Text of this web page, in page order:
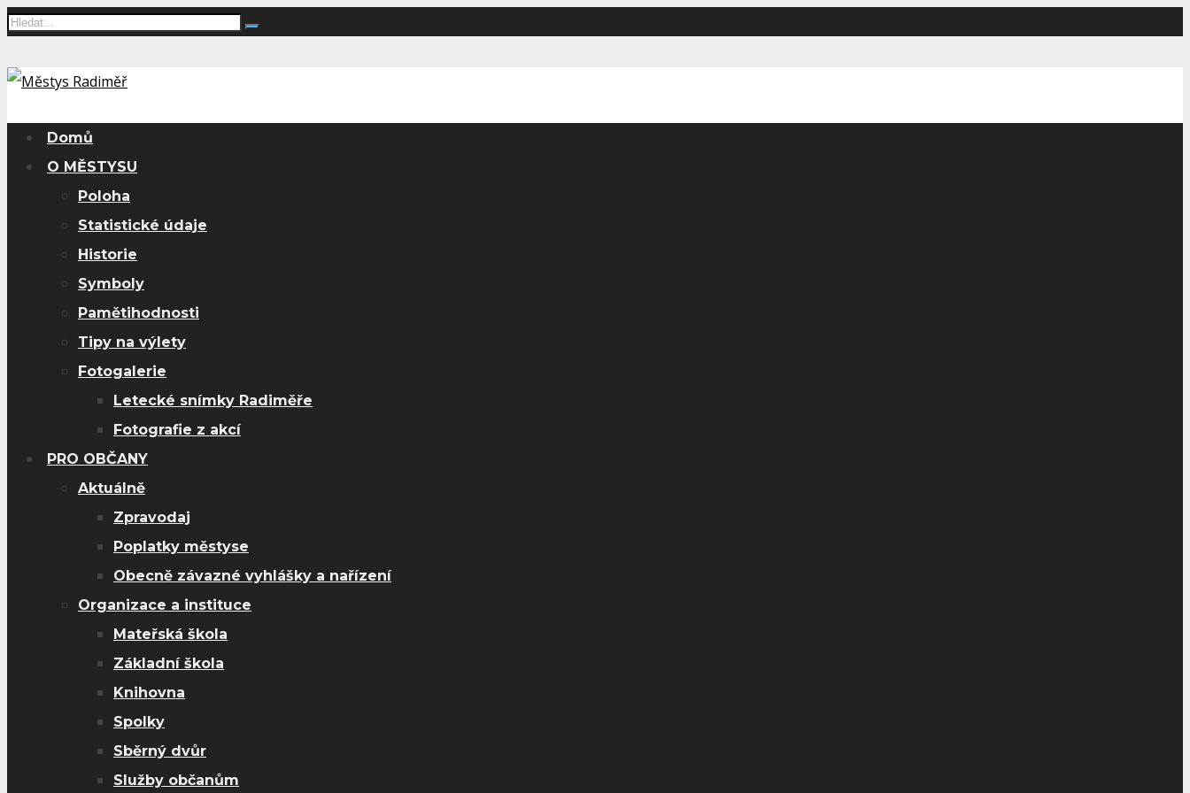
Search
Domů
O MĚSTYSU
Poloha
Statistické údaje
Historie
Symboly
Pamětihodnosti
Tipy na výlety
Fotogalerie
Letecké snímky Radiměře
Fotografie z akcí
PRO OBČANY
Aktuálně
Zpravodaj
Poplatky městyse
Obecně závazné vyhlášky a nařízení
Organizace a instituce
Mateřská škola
Základní škola
Knihovna
Spolky
Sběrný dvůr
Služby občanům